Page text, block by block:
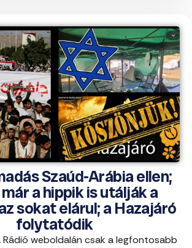
Szaúd-Arábia ellen;
a hippik is utálják a
sokat elárul; a Hazajáró
folytatódik
Rádió weboldalán csak a legfontosabb